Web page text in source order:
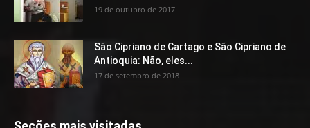
19 de outubro de 2017
São Cipriano de Cartago e São Cipriano de
Antioquia: Não, eles...
17 de setembro de 2018